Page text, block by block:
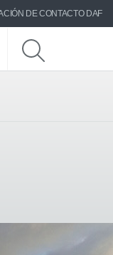
DE CONTACTO DAF